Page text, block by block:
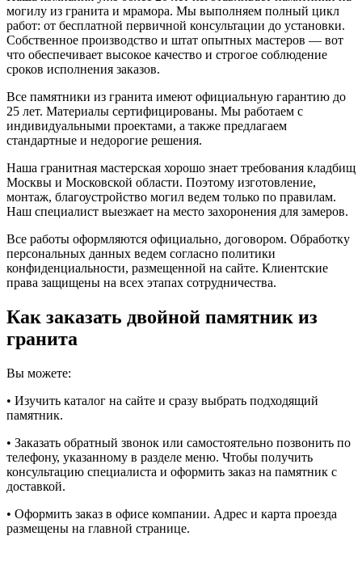
могилу из гранита и мрамора. Мы выполняем полный цикл
работ: от бесплатной первичной консультации до установки.
Собственное производство и штат опытных мастеров — вот
что обеспечивает высокое качество и строгое соблюдение
сроков исполнения заказов.
Все памятники из гранита имеют официальную гарантию до
25 лет. Материалы сертифицированы. Мы работаем с
индивидуальными проектами, а также предлагаем
стандартные и недорогие решения.
Наша гранитная мастерская хорошо знает требования кладбищ
Москвы и Московской области. Поэтому изготовление,
монтаж, благоустройство могил ведем только по правилам.
Наш специалист выезжает на место захоронения для замеров.
Все работы оформляются официально, договором. Обработку
персональных данных ведем согласно политики
конфиденциальности, размещенной на сайте. Клиентские
права защищены на всех этапах сотрудничества.
Как заказать двойной памятник из
гранита
Вы можете:
• Изучить каталог на сайте и сразу выбрать подходящий
памятник.
• Заказать обратный звонок или самостоятельно позвонить по
телефону, указанному в разделе меню. Чтобы получить
консультацию специалиста и оформить заказ на памятник с
доставкой.
• Оформить заказ в офисе компании. Адрес и карта проезда
размещены на главной странице.